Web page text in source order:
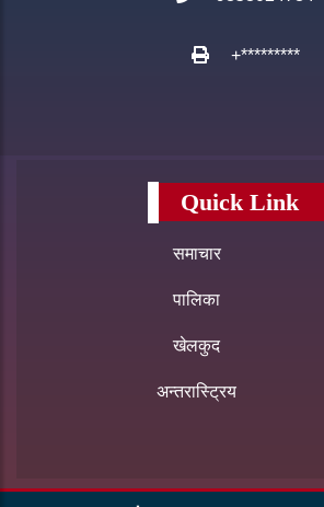
+*********
Quick Link
समाचार
पालिका
खेलकुद
अन्तरास्ट्रिय